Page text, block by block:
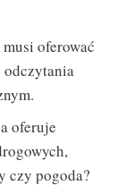
oferować
odczytania
oferuje
czy pogoda?